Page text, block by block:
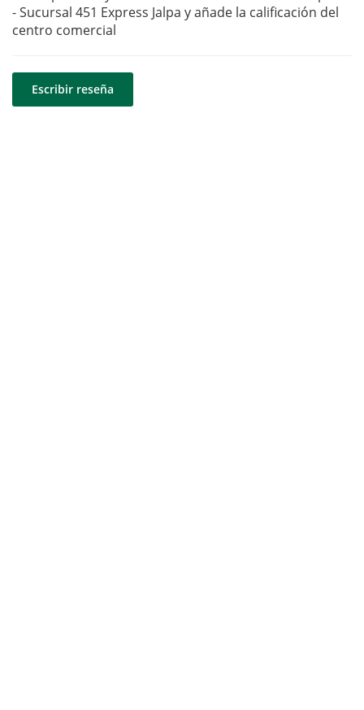
- Sucursal 451 Express Jalpa y añade la calificación del
centro comercial
Escribir reseña